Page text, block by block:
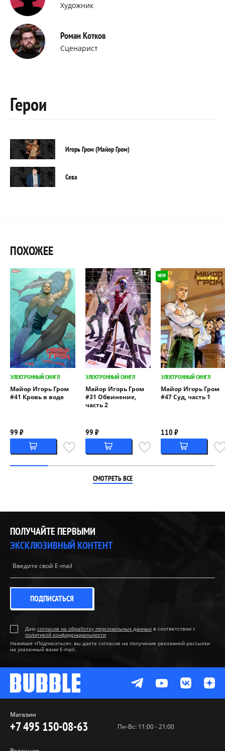
Художник
Роман Котков
Сценарист
Герои
Игорь Гром (Майор Гром)
Сева
ПОХОЖЕЕ
ЭЛЕКТРОННЫЙ СИНГЛ
Майор Игорь Гром
#41 Кровь в воде
99 ₽
ЭЛЕКТРОННЫЙ СИНГЛ
Майор Игорь Гром
#31 Обвинение,
часть 2
99 ₽
NEW
ЭЛЕКТРОННЫЙ СИНГЛ
Майор Игорь Гром
#47 Суд, часть 1
110 ₽
СМОТРЕТЬ ВСЕ
ПОЛУЧАЙТЕ ПЕРВЫМИ
ЭКСКЛЮЗИВНЫЙ КОНТЕНТ
ПОДПИСАТЬСЯ
Даю согласие на обработку персональных данных в соответствии с
политикой конфиденциальности
Нажимая «Подписаться», вы даете согласие на получение рекламной рассылки
на указанный вами E-mail.
Магазин
+7 495 150-08-63 Пн-Вс: 11:00 - 21:00